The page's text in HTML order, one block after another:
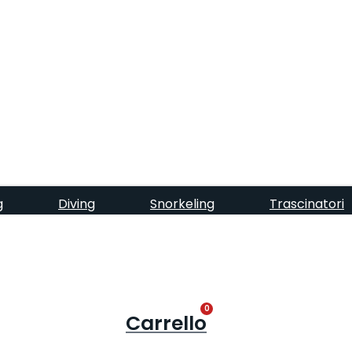
Diving Snorkeling Trascinatori
0
Carrello